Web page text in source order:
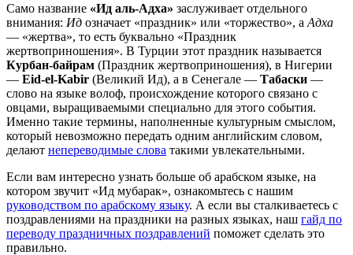
Само название «Ид аль-Адха» заслуживает отдельного
внимания: Ид означает «праздник» или «торжество», а Адха
— «жертва», то есть буквально «Праздник
жертвоприношения». В Турции этот праздник называется
Курбан-байрам (Праздник жертвоприношения), в Нигерии
— Eid-el-Kabir (Великий Ид), а в Сенегале — Табаски —
слово на языке волоф, происхождение которого связано с
овцами, выращиваемыми специально для этого события.
Именно такие термины, наполненные культурным смыслом,
который невозможно передать одним английским словом,
делают непереводимые слова такими увлекательными.
Если вам интересно узнать больше об арабском языке, на
котором звучит «Ид мубарак», ознакомьтесь с нашим
руководством по арабскому языку. А если вы сталкиваетесь с
поздравлениями на праздники на разных языках, наш гайд по
переводу праздничных поздравлений поможет сделать это
правильно.